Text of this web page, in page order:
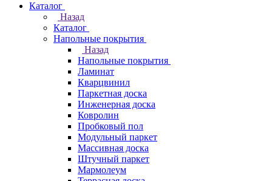
Каталог
Назад
Каталог
Напольные покрытия
Назад
Напольные покрытия
Ламинат
Кварцвинил
Паркетная доска
Инженерная доска
Ковролин
Пробковый пол
Модульный паркет
Массивная доска
Штучный паркет
Мармолеум